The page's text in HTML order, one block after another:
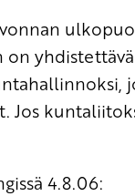
on
Jos
4.8.06: